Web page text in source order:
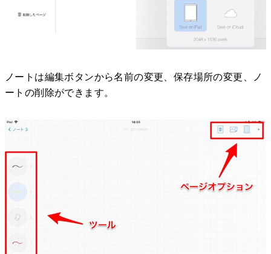
ノートは編集ボタンから名前の変更、保存場所の変更、ノ
ートの削除ができます。